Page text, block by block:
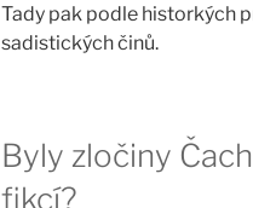
Tady pak podle historkých
sadistických činů.
Byly zločiny
fikcí?